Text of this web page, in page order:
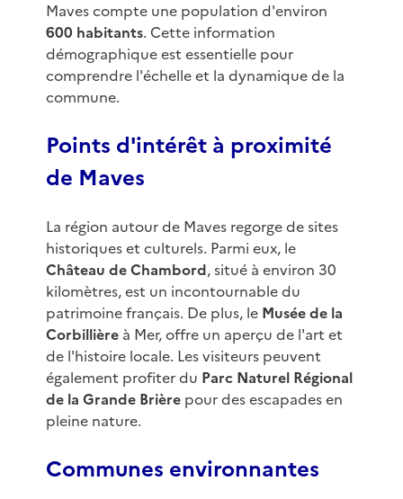
Maves compte une population d'environ
600 habitants. Cette information
démographique est essentielle pour
comprendre l'échelle et la dynamique de la
commune.
Points d'intérêt à proximité
de Maves
La région autour de Maves regorge de sites
historiques et culturels. Parmi eux, le
Château de Chambord, situé à environ 30
kilomètres, est un incontournable du
patrimoine français. De plus, le Musée de la
Corbillièreà Mer, offre un aperçu de l'art et
de l'histoire locale. Les visiteurs peuvent
également profiter du Parc Naturel Régional
de la Grande Brièrepour des escapades en
pleine nature.
Communes environnantes